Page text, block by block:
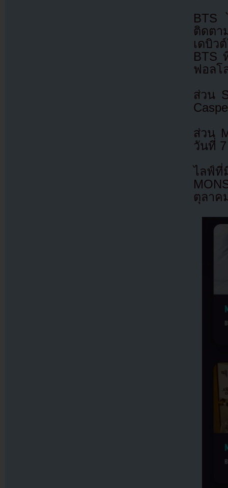
BTS
ติดตา
เดบิว
BTS
ฟอลโ
ส่วน
ส่วน
วันที่
ไลฟ์ที่
ตุลาค